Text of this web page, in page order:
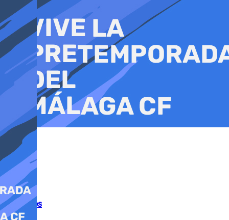
al
contenido
Incendios